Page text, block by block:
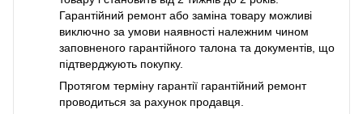
Гарантійний ремонт або заміна товару можливі
виключно за умови наявності належним чином
заповненого гарантійного талона та документів, що
підтверджують покупку.
Протягом терміну гарантії гарантійний ремонт
проводиться за рахунок продавця.